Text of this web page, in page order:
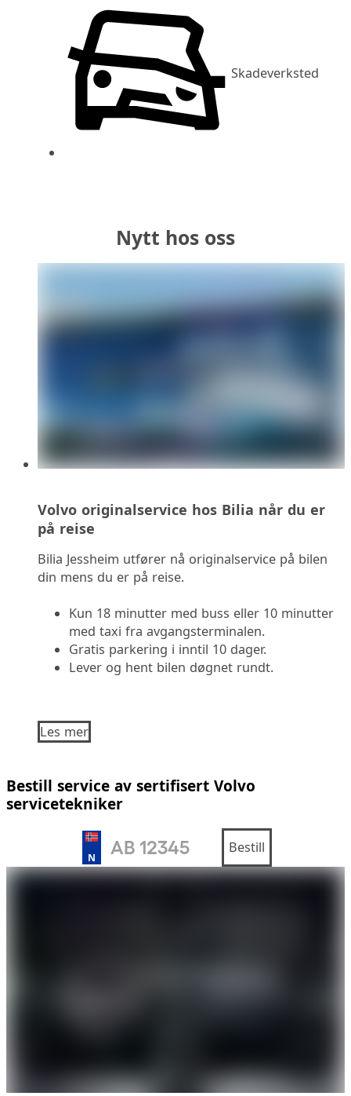
Skadeverksted
Nytt hos oss
Volvo originalservice hos Bilia når du er
på reise
Bilia Jessheim utfører nå originalservice på bilen
din mens du er på reise.
Kun 18 minutter med buss eller 10 minutter
med taxi fra avgangsterminalen.
Gratis parkering i inntil 10 dager.
Lever og hent bilen døgnet rundt.
Les mer
Bestill service av sertifisert Volvo
servicetekniker
N
Bestill